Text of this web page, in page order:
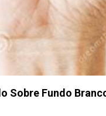
Sobre Fundo